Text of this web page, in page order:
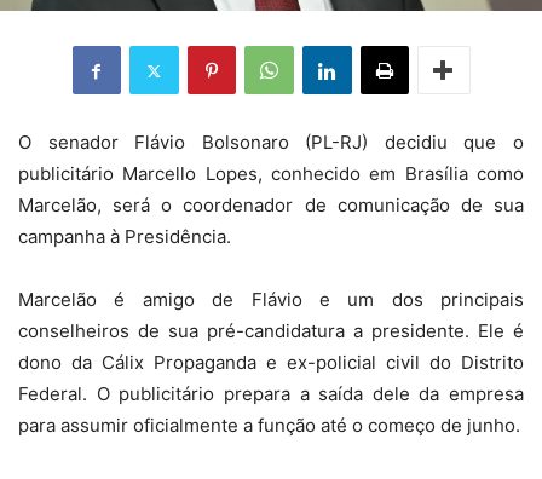
O senador Flávio Bolsonaro (PL-RJ) decidiu que o
publicitário Marcello Lopes, conhecido em Brasília como
Marcelão, será o coordenador de comunicação de sua
campanha à Presidência.
Marcelão é amigo de Flávio e um dos principais
conselheiros de sua pré-candidatura a presidente. Ele é
dono da Cálix Propaganda e ex-policial civil do Distrito
Federal. O publicitário prepara a saída dele da empresa
para assumir oficialmente a função até o começo de junho.